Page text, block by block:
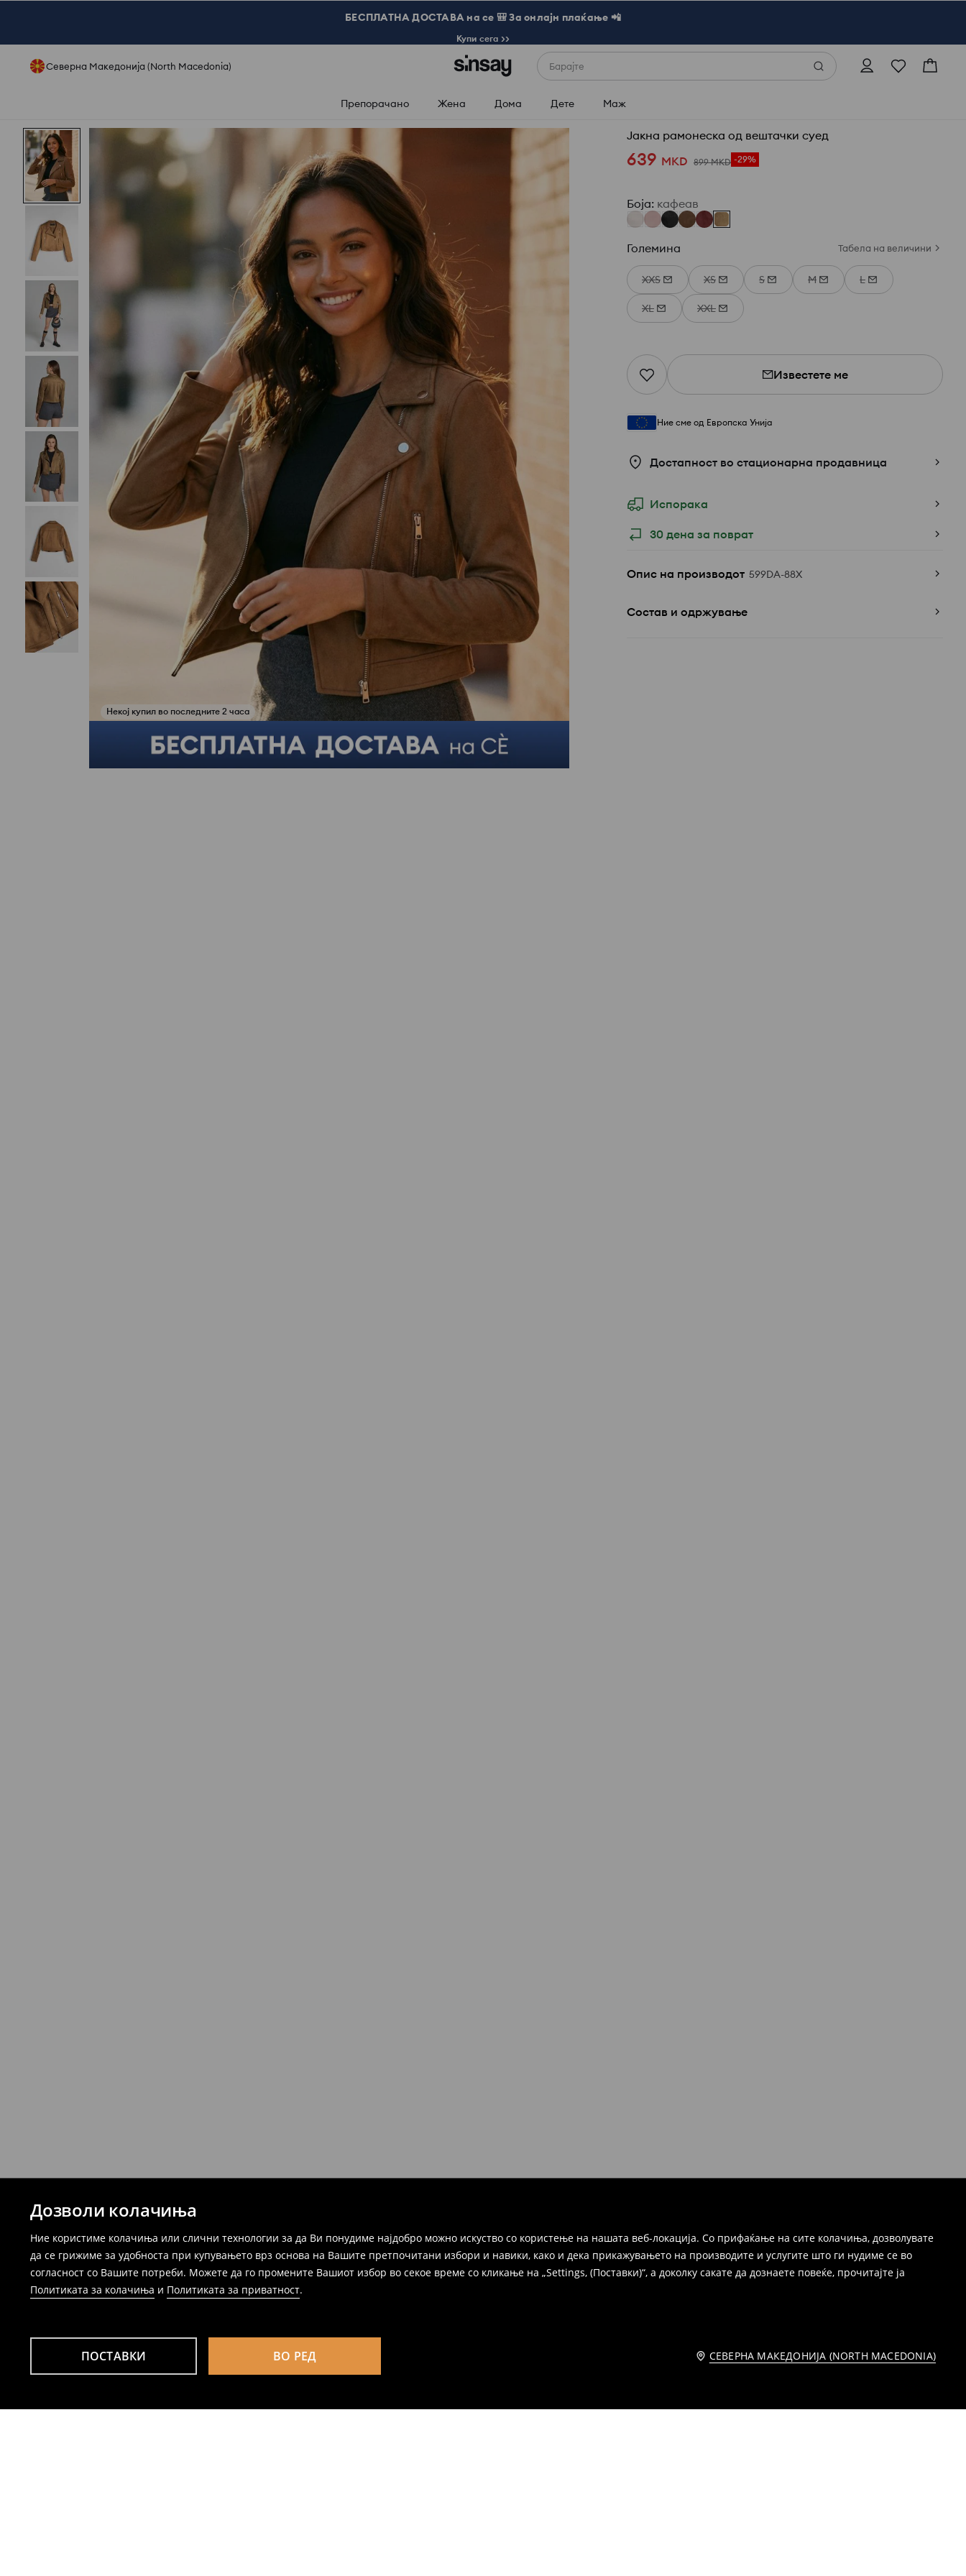
Дозволи колачиња
Ние користиме колачиња или слични технологии за да Ви понудиме најдобро можно искуство со користење на нашата веб-локација. Со прифаќање на сите колачиња, дозволувате
да се грижиме за удобноста при купувањето врз основа на Вашите претпочитани избори и навики, како и дека прикажувањето на производите и услугите што ги нудиме се во
согласност со Вашите потреби. Можете да го промените Вашиот избор во секое време со кликање на „Settings, (Поставки)“, а доколку сакате да дознаете повеќе, прочитајте ја
Политиката за колачиња и Политиката за приватност.
ПОСТАВКИ ВО РЕД СЕВЕРНА МАКЕДОНИЈА (NORTH MACEDONIA)
БЕСПЛАТНА ДОСТАВА на се 🎒 За онлајн плаќање 📲
Купи сега >>
Северна Македонија (North Macedonia) Барајте
Препорачано Жена Дома Дете Маж
Јакна рамонеска од вештачки суед
639 MKD 899 MKD -29%
Боја: кафеав
Големина Табела на величини
XXS XS S M L
XL XXL
Известете ме
Ние сме од Европска Унија
Достапност во стационарна продавница
Испорака
30 дена за поврат
Опис на производот 599DA-88X
Состав и одржување
Купи го овој сет